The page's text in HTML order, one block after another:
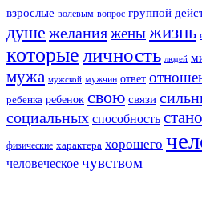
взрослые волевым вопрос группой
душе желанияженыжизнь
которыеличность людей
мужа мужской мужчин ответ
ребенка ребенок свою связи
социальных способность
физические характера хорошего
человеческое чувством